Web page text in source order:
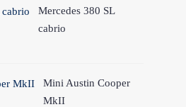
Mercedes 380 SL
cabrio
Mini Austin Cooper
MkII